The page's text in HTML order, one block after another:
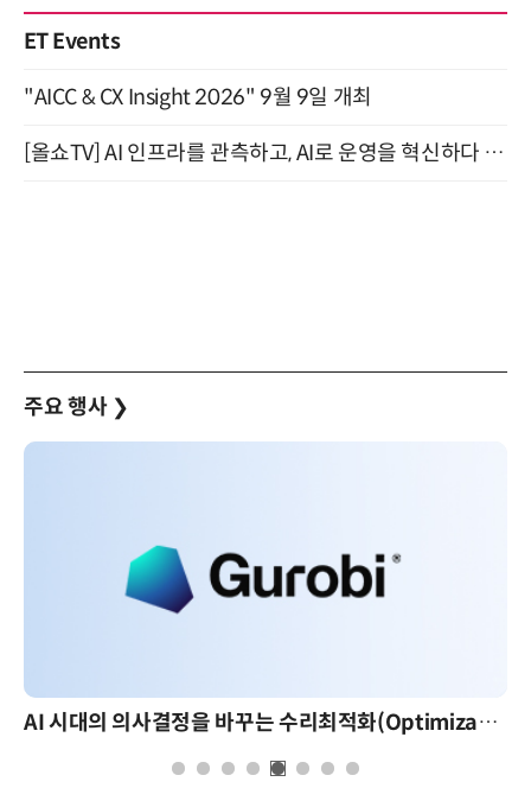
ET Events
"AICC & CX Insight 2026" 9월 9일 개최
[올쇼TV] AI 인프라를 관측하고, AI로 운영을 혁신하다 (8월 11일 생방송)
주요 행사 ❯
AI 시대의 의사결정을 바꾸는 수리최적화(Optimization): 실제 산업 적용 사례와 활용 전략